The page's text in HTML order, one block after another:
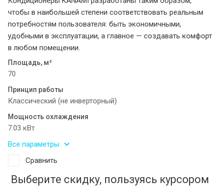
чтобы в наибольшей степени соответствовать реальным
потребностям пользователя: быть экономичными,
удобными в эксплуатации, а главное — создавать комфорт
в любом помещении.
Площадь, м²
70
Принцип работы
Классический (не инверторный)
Мощность охлаждения
7.03 кВт
Все параметры
Сравнить
Выберите скидку, пользуясь курсором